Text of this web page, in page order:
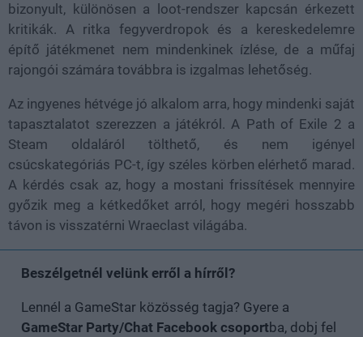
bizonyult, különösen a loot-rendszer kapcsán érkezett
kritikák. A ritka fegyverdropok és a kereskedelemre
építő játékmenet nem mindenkinek ízlése, de a műfaj
rajongói számára továbbra is izgalmas lehetőség.
Az ingyenes hétvége jó alkalom arra, hogy mindenki saját
tapasztalatot szerezzen a játékról. A Path of Exile 2 a
Steam oldaláról tölthető, és nem igényel
csúcskategóriás PC-t, így széles körben elérhető marad.
A kérdés csak az, hogy a mostani frissítések mennyire
győzik meg a kétkedőket arról, hogy megéri hosszabb
távon is visszatérni Wraeclast világába.
Beszélgetnél velünk erről a hírről?
Lennél a GameStar közösség tagja? Gyere a
GameStar Party/Chat Facebook csoportba, dobj fel